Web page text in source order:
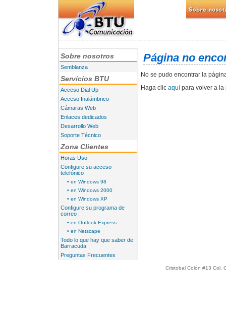
Sobre nosotros
Semblanza
Servicios BTU
Acceso Dial Up
Acceso Inalámbrico
Cámaras Web
Enlaces dedicados
Desarrollo Web
Soporte Técnico
Zona Clientes
Horas Uso
Configure su acceso
telefónico :
• en Windows 98
• en Windows 2000
• en Windows XP
Configure su programa de
correo :
• en Outlook Express
• en Netscape
Todo lo que hay que saber de
Barracuda
Preguntas Frecuentes
Página no
No se pudo encontrar la
Haga clic aquí para volver a
Cristobal Colón #13 Col.